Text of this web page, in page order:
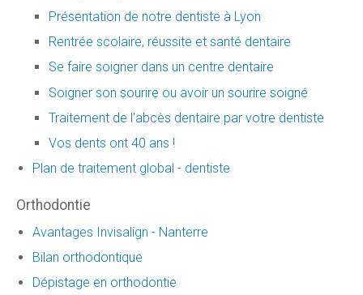
Présentation de notre dentiste à Lyon
Rentrée scolaire, réussite et santé dentaire
Se faire soigner dans un centre dentaire
Soigner son sourire ou avoir un sourire soigné
Traitement de l'abcès dentaire par votre dentiste
Vos dents ont 40 ans !
Plan de traitement global - dentiste
Orthodontie
Avantages Invisalign - Nanterre
Bilan orthodontique
Dépistage en orthodontie